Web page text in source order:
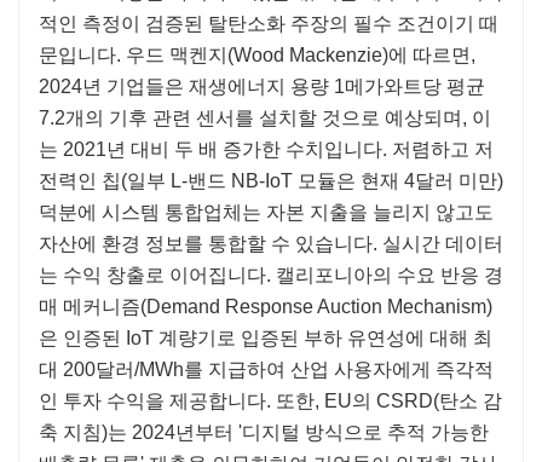
적인 측정이 검증된 탈탄소화 주장의 필수 조건이기 때
문입니다. 우드 맥켄지(Wood Mackenzie)에 따르면,
2024년 기업들은 재생에너지 용량 1메가와트당 평균
7.2개의 기후 관련 센서를 설치할 것으로 예상되며, 이
는 2021년 대비 두 배 증가한 수치입니다. 저렴하고 저
전력인 칩(일부 L-밴드 NB-IoT 모듈은 현재 4달러 미만)
덕분에 시스템 통합업체는 자본 지출을 늘리지 않고도
자산에 환경 정보를 통합할 수 있습니다. 실시간 데이터
는 수익 창출로 이어집니다. 캘리포니아의 수요 반응 경
매 메커니즘(Demand Response Auction Mechanism)
은 인증된 IoT 계량기로 입증된 부하 유연성에 대해 최
대 200달러/MWh를 지급하여 산업 사용자에게 즉각적
인 투자 수익을 제공합니다. 또한, EU의 CSRD(탄소 감
축 지침)는 2024년부터 '디지털 방식으로 추적 가능한